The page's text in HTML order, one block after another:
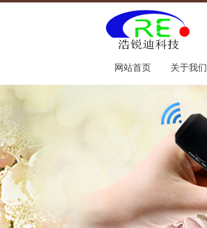
网站首页 关于我们